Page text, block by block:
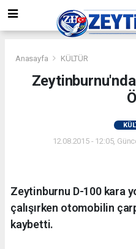
Anasayfa KÜLTÜR
12.08.2015 - 12:05,
Zeytinburnu D-100 kara
çalışırken otomobilin
kaybetti.